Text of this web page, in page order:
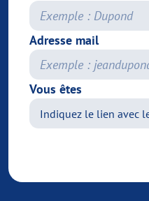
Adresse mail
Vous êtes